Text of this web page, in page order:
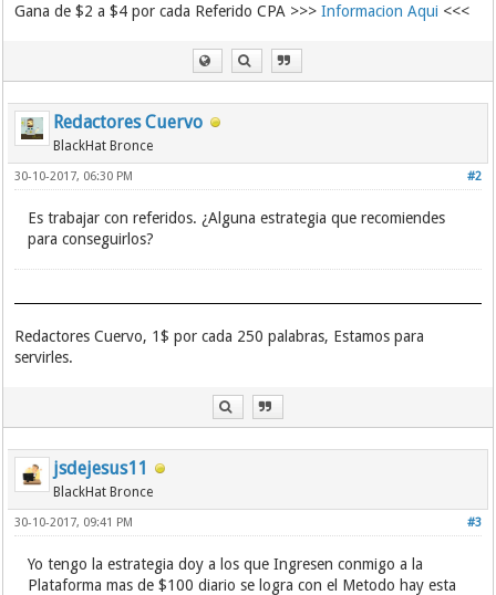
Gana de $2 a $4 por cada Referido CPA >>>Informacion Aqui <<<
Redactores Cuervo
BlackHat Bronce
#2
30-10-2017, 06:30 PM
Es trabajar con referidos. ¿Alguna estrategia que recomiendes
para conseguirlos?
Redactores Cuervo, 1$ por cada 250 palabras, Estamos para
servirles.
jsdejesus11
BlackHat Bronce
#3
30-10-2017, 09:41 PM
Yo tengo la estrategia doy a los que Ingresen conmigo a la
Plataforma mas de $100 diario se logra con el Metodo hay esta